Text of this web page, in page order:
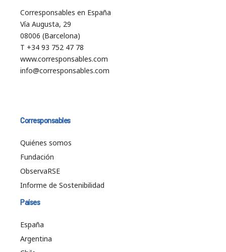
Corresponsables en España
Vía Augusta, 29
08006 (Barcelona)
T +34 93 752 47 78
www.corresponsables.com
info@corresponsables.com
Corresponsables
Quiénes somos
Fundación
ObservaRSE
Informe de Sostenibilidad
Países
España
Argentina